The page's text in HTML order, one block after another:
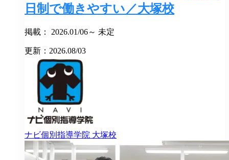
日制で働きやすい／大塚校
掲載： 2026.01/06～ 未定
更新：2026.08/03
ナビ個別指導学院 大塚校